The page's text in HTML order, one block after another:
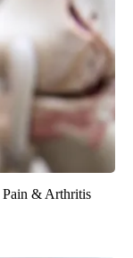
Pain & Arthritis